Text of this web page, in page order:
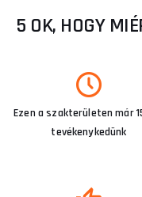
5 OK, HOGY
Ezen a szakterületen már
tevékenykedünk